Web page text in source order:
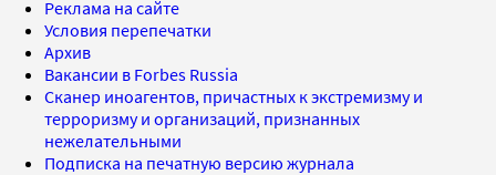
Реклама на сайте
Условия перепечатки
Архив
Вакансии в Forbes Russia
Сканер иноагентов, причастных к экстремизму и
терроризму и организаций, признанных
нежелательными
Подписка на печатную версию журнала